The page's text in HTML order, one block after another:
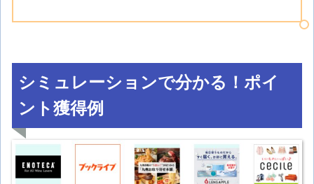
シミュレーションで分かる！ポイ
ント獲得例